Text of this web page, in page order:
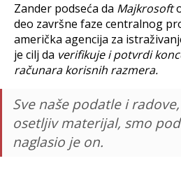
Zander podseća da Majkrosoft
deo završne faze centralnog
američka agencija za
je cilj da verifikuje i potvrdi
računara korisnih razmera.
Sve naše podatle i
osetljiv materijal, smo
naglasio je on.